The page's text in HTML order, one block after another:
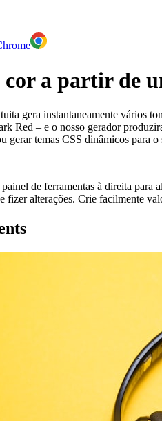
a partir de
gera instantaneamente vários
Red – e o nosso gerador
gerar temas CSS dinâmicos para
de ferramentas à direita para
fizer alterações. Crie facilmente